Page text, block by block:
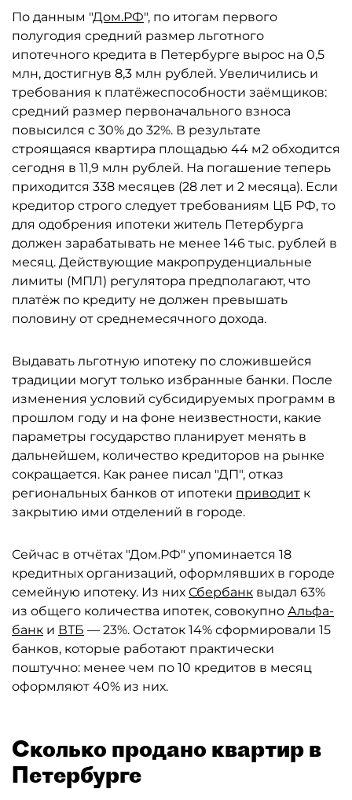
По данным "Дом.РФ", по итогам первого
полугодия средний размер льготного
ипотечного кредита в Петербурге вырос на 0,5
млн, достигнув 8,3 млн рублей. Увеличились и
требования к платёжеспособности заёмщиков:
средний размер первоначального взноса
повысился с 30% до 32%. В результате
строящаяся квартира площадью 44 м2 обходится
сегодня в 11,9 млн рублей. На погашение теперь
приходится 338 месяцев (28 лет и 2 месяца). Если
кредитор строго следует требованиям ЦБ РФ, то
для одобрения ипотеки житель Петербурга
должен зарабатывать не менее 146 тыс. рублей в
месяц. Действующие макропруденциальные
лимиты (МПЛ) регулятора предполагают, что
платёж по кредиту не должен превышать
половину от среднемесячного дохода.
Выдавать льготную ипотеку по сложившейся
традиции могут только избранные банки. После
изменения условий субсидируемых программ в
прошлом году и на фоне неизвестности, какие
параметры государство планирует менять в
дальнейшем, количество кредиторов на рынке
сокращается. Как ранее писал "ДП", отказ
региональных банков от ипотеки приводит к
закрытию ими отделений в городе.
Сейчас в отчётах "Дом.РФ" упоминается 18
кредитных организаций, оформлявших в городе
семейную ипотеку. Из них Сбербанк выдал 63%
из общего количества ипотек, совокупно Альфа-
банк и ВТБ — 23%. Остаток 14% сформировали 15
банков, которые работают практически
поштучно: менее чем по 10 кредитов в месяц
оформляют 40% из них.
Сколько продано квартир в
Петербурге